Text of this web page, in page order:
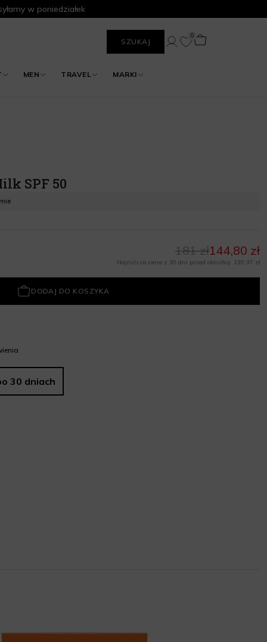
w poniedziałek
SZUKAJ
MEN TRAVEL MARKI
0
SPF 50
144,80 zł
181 zł
Najniższa cena z 30 dni przed obniżką: 139,37 zł
DODAJ DO KOSZYKA
30 dniach